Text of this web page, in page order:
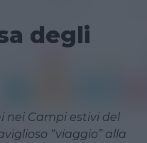
degli
nei Campi estivi del
“viaggio” alla